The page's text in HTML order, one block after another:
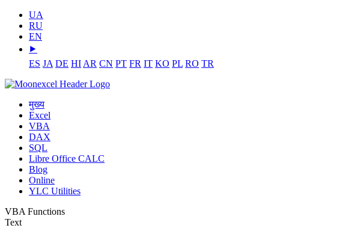
UA
RU
EN
⯈
ES JA DE HI AR CN PT FR IT KO PL RO TR
मुख्य
Excel
VBA
DAX
SQL
Libre Office CALC
Blog
Online
YLC Utilities
VBA Functions
Text